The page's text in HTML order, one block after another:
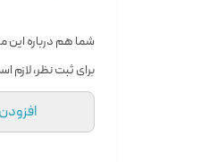
نت پایه
رزینشما هم درباره
برای ثبت نظر، لازم